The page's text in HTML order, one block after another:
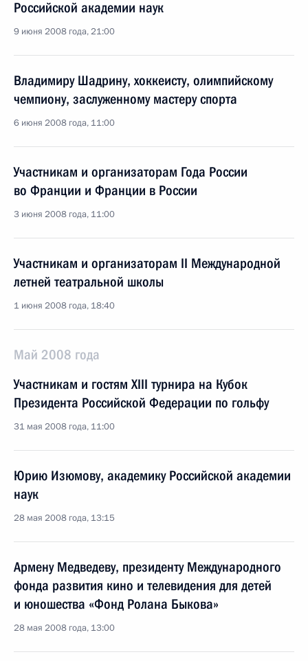
Российской академии наук
9 июня 2008 года, 21:00
Владимиру Шадрину, хоккеисту, олимпийскому
чемпиону, заслуженному мастеру спорта
6 июня 2008 года, 11:00
Участникам и организаторам Года России
во Франции и Франции в России
3 июня 2008 года, 11:00
Участникам и организаторам II Международной
летней театральной школы
1 июня 2008 года, 18:40
Май 2008 года
Участникам и гостям XIII турнира на Кубок
Президента Российской Федерации по гольфу
31 мая 2008 года, 11:00
Юрию Изюмову, академику Российской академии
наук
28 мая 2008 года, 13:15
Армену Медведеву, президенту Международного
фонда развития кино и телевидения для детей
и юношества «Фонд Ролана Быкова»
28 мая 2008 года, 13:00